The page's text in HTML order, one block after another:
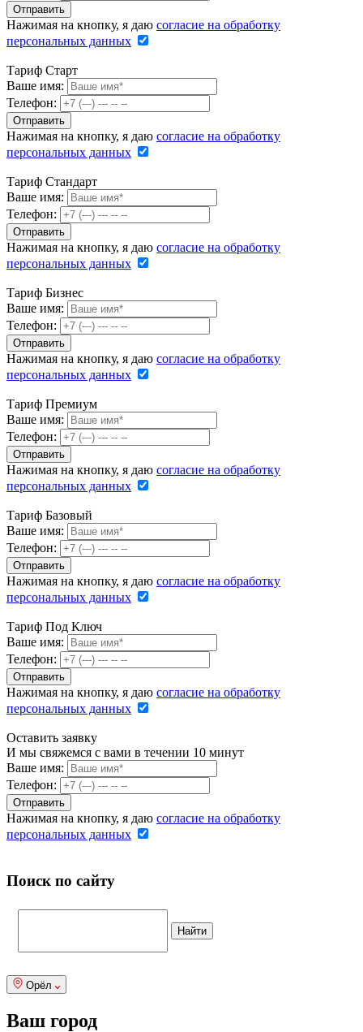
Нажимая на кнопку, я даю согласие на обработку
персональных данных
Тариф Старт
Ваше имя:
Телефон:
Нажимая на кнопку, я даю согласие на обработку
персональных данных
Тариф Стандарт
Ваше имя:
Телефон:
Нажимая на кнопку, я даю согласие на обработку
персональных данных
Тариф Бизнес
Ваше имя:
Телефон:
Нажимая на кнопку, я даю согласие на обработку
персональных данных
Тариф Премиум
Ваше имя:
Телефон:
Нажимая на кнопку, я даю согласие на обработку
персональных данных
Тариф Базовый
Ваше имя:
Телефон:
Нажимая на кнопку, я даю согласие на обработку
персональных данных
Тариф Под Ключ
Ваше имя:
Телефон:
Нажимая на кнопку, я даю согласие на обработку
персональных данных
Оставить заявку
И мы свяжемся с вами в течении 10 минут
Ваше имя:
Телефон:
Нажимая на кнопку, я даю согласие на обработку
персональных данных
Поиск по сайту
Орёл
Ваш город